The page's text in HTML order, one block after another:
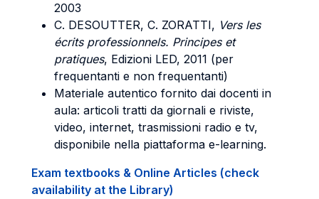
2003
C. DESOUTTER, C. ZORATTI, Vers les
écrits professionnels. Principes et
pratiques, Edizioni LED, 2011 (per
frequentanti e non frequentanti)
Materiale autentico fornito dai docenti in
aula: articoli tratti da giornali e riviste,
video, internet, trasmissioni radio e tv,
disponibile nella piattaforma e-learning.
Exam textbooks & Online Articles (check
availability at the Library)